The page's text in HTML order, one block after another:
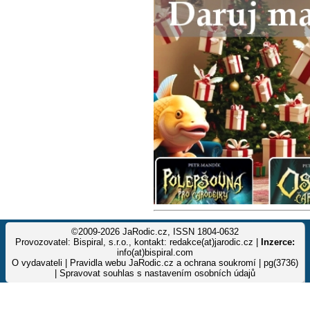
©2009-2026 JaRodic.cz, ISSN 1804-0632
Provozovatel: Bispiral, s.r.o., kontakt: redakce(at)jarodic.cz |
Inzerce:
info(at)bispiral.com
O vydavateli
Pravidla webu JaRodic.cz a ochrana soukromí | pg(3736)
Spravovat souhlas s nastavením osobních údajů